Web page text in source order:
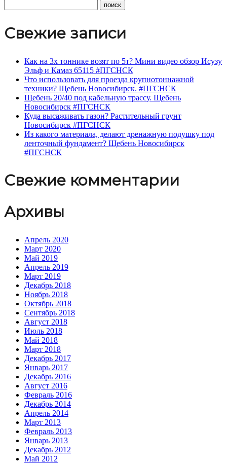
Свежие записи
Как на 3х тоннике возят по 5т? Мини видео обзор Исузу
Эльф и Камаз 65115 #ПГСНСК
Что использовать для проезда крупнотоннажной
техники? Щебень Новосибирск. #ПГСНСК
Щебень 20/40 под кабельную трассу. Щебень
Новосибирск #ПГСНСК
Куда высаживать газон? Растительный грунт
Новосибирск #ПГСНСК
Из какого материала, делают дренажную подушку под
ленточный фундамент? Щебень Новосибирск
#ПГСНСК
Свежие комментарии
Архивы
Апрель 2020
Март 2020
Май 2019
Апрель 2019
Март 2019
Декабрь 2018
Ноябрь 2018
Октябрь 2018
Сентябрь 2018
Август 2018
Июль 2018
Май 2018
Март 2018
Декабрь 2017
Январь 2017
Декабрь 2016
Август 2016
Февраль 2016
Декабрь 2014
Апрель 2014
Март 2013
Февраль 2013
Январь 2013
Декабрь 2012
Май 2012